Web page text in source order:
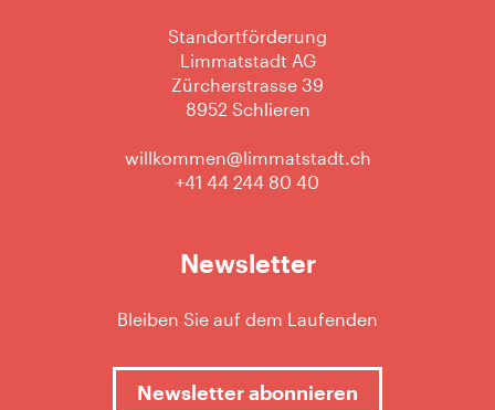
Standortförderung
Limmatstadt AG
Zürcherstrasse 39
8952 Schlieren
willkommen@limmatstadt.ch
+41 44 244 80 40
Newsletter
Bleiben Sie auf dem Laufenden
Newsletter abonnieren